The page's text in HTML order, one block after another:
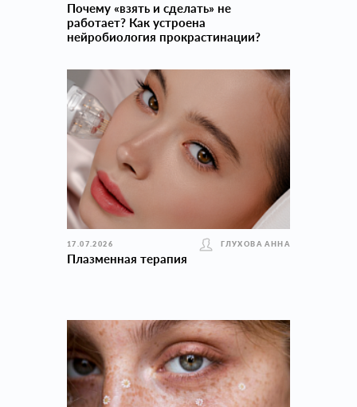
Почему «взять и сделать» не
работает? Как устроена
нейробиология прокраcтинации?
17.07.2026 ГЛУХОВА АННА
Плазменная терапия